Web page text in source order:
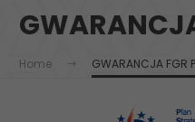
i
żółty
tekst
Home GWARANCJA FGR